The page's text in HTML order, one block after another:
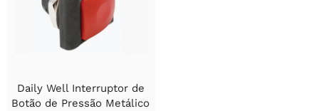
Daily Well Interruptor de
Botão de Pressão Metálico